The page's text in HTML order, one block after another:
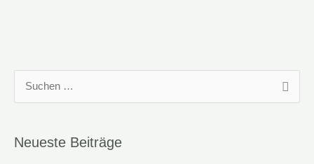
h
Neueste Beiträge